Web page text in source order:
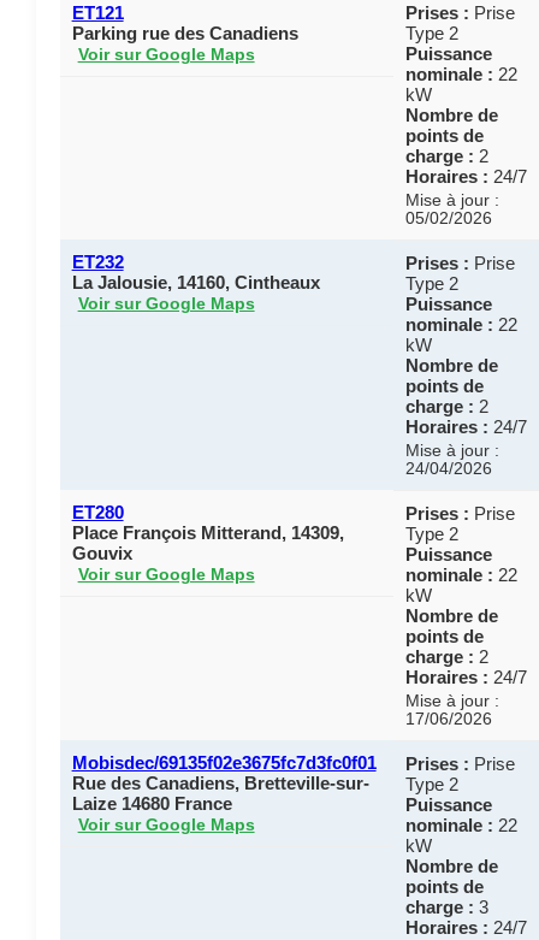
ET121
Parking rue des Canadiens
Voir sur Google Maps
Prises : Prise
Type 2
Puissance
nominale : 22
kW
Nombre de
points de
charge : 2
Horaires : 24/7
Mise à jour :
05/02/2026
ET232
La Jalousie, 14160, Cintheaux
Voir sur Google Maps
Prises : Prise
Type 2
Puissance
nominale : 22
kW
Nombre de
points de
charge : 2
Horaires : 24/7
Mise à jour :
24/04/2026
ET280
Place François Mitterand, 14309,
Gouvix
Voir sur Google Maps
Prises : Prise
Type 2
Puissance
nominale : 22
kW
Nombre de
points de
charge : 2
Horaires : 24/7
Mise à jour :
17/06/2026
Mobisdec/69135f02e3675fc7d3fc0f01
Rue des Canadiens, Bretteville-sur-
Laize 14680 France
Voir sur Google Maps
Prises : Prise
Type 2
Puissance
nominale : 22
kW
Nombre de
points de
charge : 3
Horaires : 24/7